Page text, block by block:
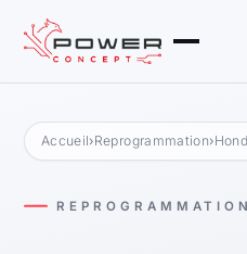
Accueil›Reprogrammation›